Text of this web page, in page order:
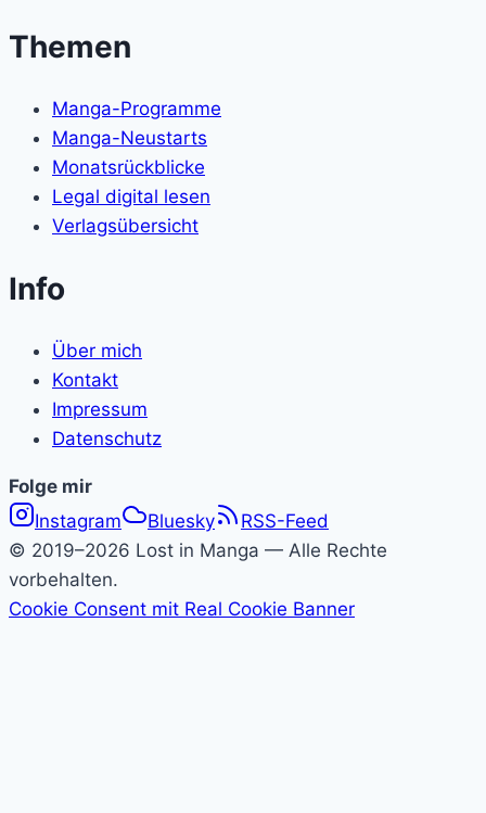
Themen
Manga-Programme
Manga-Neustarts
Monatsrückblicke
Legal digital lesen
Verlagsübersicht
Info
Über mich
Kontakt
Impressum
Datenschutz
Folge
Lost
in
Folge mir
Instagram
Bluesky
RSS-Feed
© 2019–2026 Lost in Manga — Alle Rechte
vorbehalten.
Cookie Consent mit Real Cookie Banner